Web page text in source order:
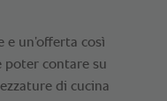
e un’offerta così
poter contare su
di cucina